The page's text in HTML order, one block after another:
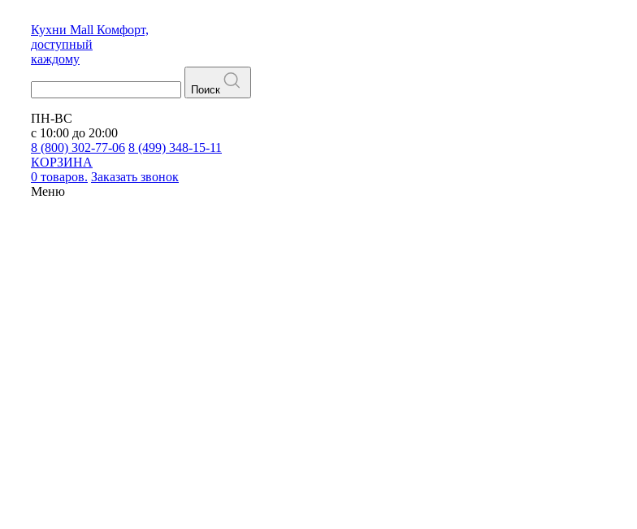
Кухни Mall Комфорт,
доступный
каждому
Поиск
ПН-ВС
с 10:00 до 20:00
8 (800) 302-77-06 8 (499) 348-15-11
КОРЗИНА
0 товаров. Заказать звонок
Меню